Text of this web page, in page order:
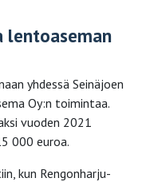
lentoaseman
yhdessä Seinäjoen
Oy:n toimintaa.
vuoden 2021
000 euroa.
kun Rengonharju-